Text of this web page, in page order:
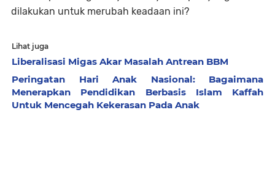
dilakukan untuk merubah keadaan ini?
Lihat juga
Liberalisasi Migas Akar Masalah Antrean BBM
Peringatan Hari Anak Nasional: Bagaimana
Menerapkan Pendidikan Berbasis Islam Kaffah
Untuk Mencegah Kekerasan Pada Anak